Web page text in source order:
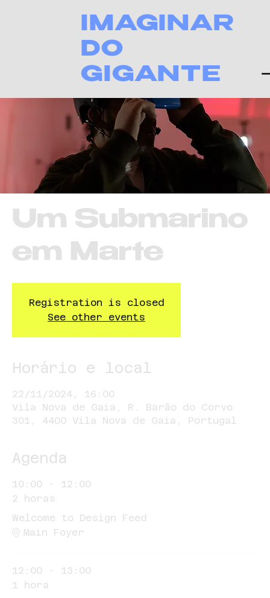
IMAGINAR
DO
GIGANTE
Um Submarino
em Marte
Registration is closed
See other events
Horário e local
22/11/2024, 16:00
Vila Nova de Gaia, R. Barão do Corvo
301, 4400 Vila Nova de Gaia, Portugal
Agenda
10:00 - 12:00
2 horas
Welcome to Design Feed
Main Foyer
12:00 - 13:00
1 hora